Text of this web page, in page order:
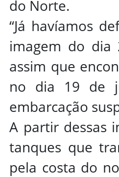
do Norte.
“Já havíamos
imagem do dia
assim que
no dia 19 de
embarcação
A partir dessas
tanques que
pela costa do